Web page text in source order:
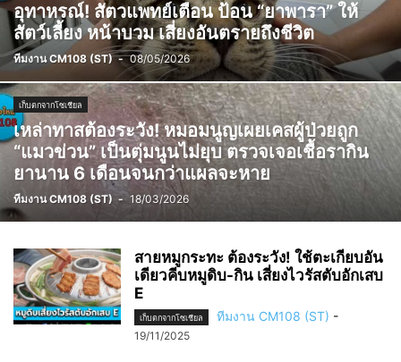
อุทาหรณ์! สัตวแพทย์เตือน ป้อน “ยาพารา” ให้
สัตว์เลี้ยง หน้าบวม เสี่ยงอันตรายถึงชีวิต
ทีมงาน CM108 (ST) - 08/05/2026
เก็บตกจากโซเชียล
เหล่าทาสต้องระวัง! หมอมนูญเผยเคสผู้ป่วยถูก
“แมวข่วน” เป็นตุ่มนูนไม่ยุบ ตรวจเจอเชื้อรากิน
ยานาน 6 เดือนจนกว่าแผลจะหาย
ทีมงาน CM108 (ST) - 18/03/2026
สายหมูกระทะ ต้องระวัง! ใช้ตะเกียบอัน
เดียวคีบหมูดิบ-กิน เสี่ยงไวรัสตับอักเสบ
E
เก็บตกจากโซเชียล ทีมงาน CM108 (ST) -
19/11/2025